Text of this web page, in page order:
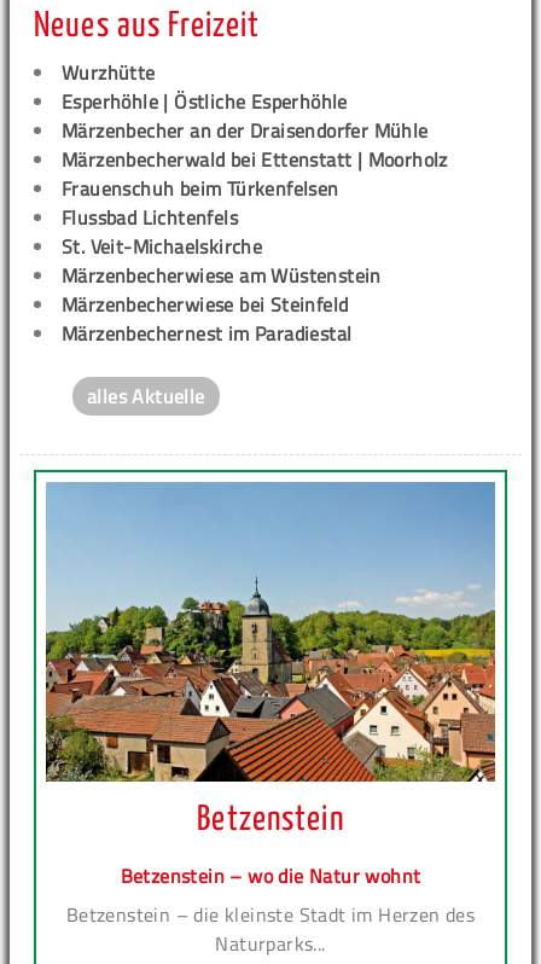
Neues aus Freizeit
Wurzhütte
Esperhöhle | Östliche Esperhöhle
Märzenbecher an der Draisendorfer Mühle
Märzenbecherwald bei Ettenstatt | Moorholz
Frauenschuh beim Türkenfelsen
Flussbad Lichtenfels
St. Veit-Michaelskirche
Märzenbecherwiese am Wüstenstein
Märzenbecherwiese bei Steinfeld
Märzenbechernest im Paradiestal
alles Aktuelle
Betzenstein
Betzenstein – wo die Natur wohnt
Betzenstein – die kleinste Stadt im Herzen des
Naturparks...